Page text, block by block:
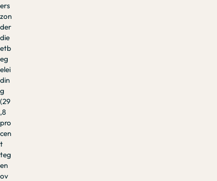
ers
zon
der
die
etb
eg
elei
din
g
(29
,8
pro
cen
t
teg
en
ov